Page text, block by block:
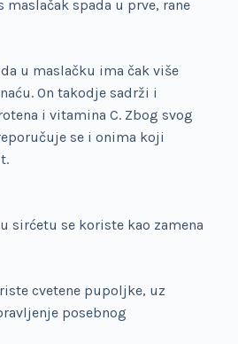
maslačak spada u prve, rane
u maslačku ima čak više
On takodje sadrži i
i vitamina C. Zbog svog
se i onima koji
sirćetu se koriste kao zamena
cvetene pupoljke, uz
posebnog